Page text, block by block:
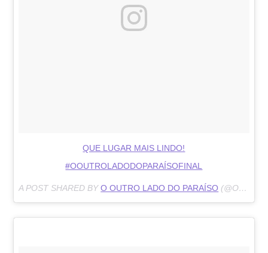
QUE LUGAR MAIS LINDO!
#OOUTROLADODOPARAÍSOFINAL
A POST SHARED BYO OUTRO LADO DO PARAÍSO (@OOUTROOLADODOPARAISO) ON